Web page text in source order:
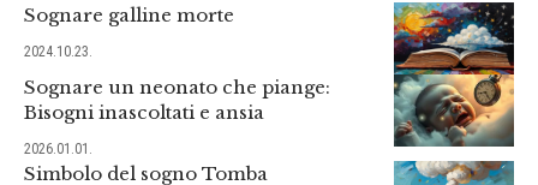
Sognare galline morte
2024.10.23.
Sognare un neonato che piange:
Bisogni inascoltati e ansia
2026.01.01.
Simbolo del sogno Tomba